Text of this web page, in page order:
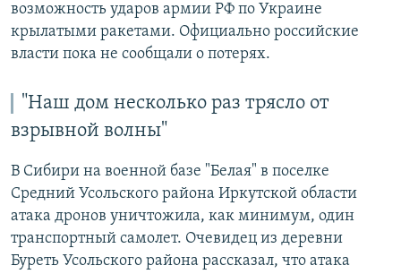
возможность ударов армии РФ по Украине
крылатыми ракетами. Официально российские
власти пока не сообщали о потерях.
"Наш дом несколько раз трясло от
взрывной волны"
В Сибири на военной базе "Белая" в поселке
Средний Усольского района Иркутской области
атака дронов уничтожила, как минимум, один
транспортный самолет. Очевидец из деревни
Буреть Усольского района рассказал, что атака